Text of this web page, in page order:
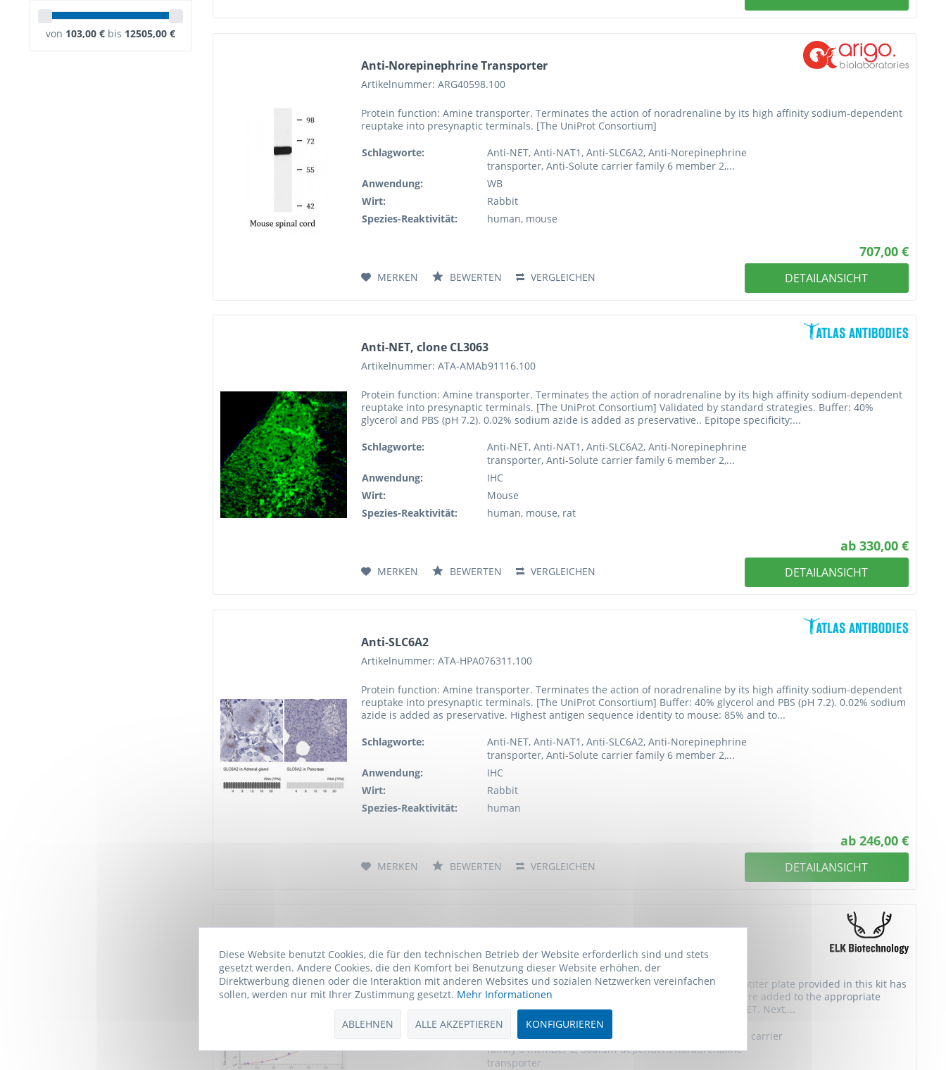
von 103,00 € bis 12505,00 €
Anti-Norepinephrine Transporter
Artikelnummer: ARG40598.100
Protein function: Amine transporter. Terminates the action of noradrenaline by its high affinity sodium-dependent
reuptake into presynaptic terminals. [The UniProt Consortium]
Schlagworte:
Anti-NET, Anti-NAT1, Anti-SLC6A2, Anti-Norepinephrine
transporter, Anti-Solute carrier family 6 member 2,...
Anwendung:
WB
Wirt:
Rabbit
Spezies-Reaktivität:
human, mouse
707,00 €
DETAILANSICHT
VERGLEICHEN
BEWERTEN
MERKEN
Anti-NET, clone CL3063
Artikelnummer: ATA-AMAb91116.100
Protein function: Amine transporter. Terminates the action of noradrenaline by its high affinity sodium-dependent
reuptake into presynaptic terminals. [The UniProt Consortium] Validated by standard strategies. Buffer: 40%
glycerol and PBS (pH 7.2). 0.02% sodium azide is added as preservative.. Epitope specificity:...
Schlagworte:
Anti-NET, Anti-NAT1, Anti-SLC6A2, Anti-Norepinephrine
transporter, Anti-Solute carrier family 6 member 2,...
Anwendung:
IHC
Wirt:
Mouse
Spezies-Reaktivität:
human, mouse, rat
ab 330,00 €
DETAILANSICHT
VERGLEICHEN
BEWERTEN
MERKEN
Anti-SLC6A2
Artikelnummer: ATA-HPA076311.100
Protein function: Amine transporter. Terminates the action of noradrenaline by its high affinity sodium-dependent
reuptake into presynaptic terminals. [The UniProt Consortium] Buffer: 40% glycerol and PBS (pH 7.2). 0.02% sodium
azide is added as preservative. Highest antigen sequence identity to mouse: 85% and to...
Schlagworte:
Anti-NET, Anti-NAT1, Anti-SLC6A2, Anti-Norepinephrine
transporter, Anti-Solute carrier family 6 member 2,...
Anwendung:
IHC
Wirt:
Rabbit
Spezies-Reaktivität:
human
ab 246,00 €
DETAILANSICHT
VERGLEICHEN
BEWERTEN
MERKEN
Artikelnummer: ELK-ELK4774.48
The test principle applied in this kit is Sandwich enzyme immunoassay. The microtiter plate provided in this kit has
been pre-coated with an antibody specific to Human NET. Standards or samples are added to the appropriate
microtiter plate wells then with a biotin-conjugated antibody specific to Human NET. Next,...
NET, NAT1, SLC6A2, Norepinephrine transporter, Solute carrier
family 6 member 2, Sodium-dependent noradrenaline
transporter
Diese Website benutzt Cookies, die für den technischen Betrieb der Website erforderlich sind und stets
gesetzt werden. Andere Cookies, die den Komfort bei Benutzung dieser Website erhöhen, der
Direktwerbung dienen oder die Interaktion mit anderen Websites und sozialen Netzwerken vereinfachen
sollen, werden nur mit Ihrer Zustimmung gesetzt. Mehr Informationen
ABLEHNEN ALLE AKZEPTIEREN KONFIGURIEREN